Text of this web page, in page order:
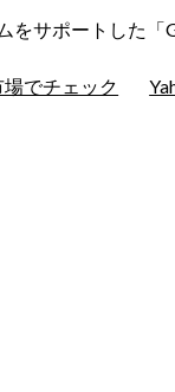
をサポートした
でチェック